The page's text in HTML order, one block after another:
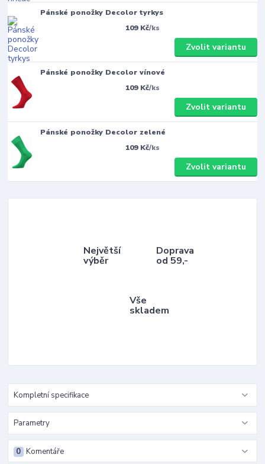
Pánské ponožky Decolor tyrkys
109 Kč/ks
Zvolit variantu
Pánské ponožky Decolor vínové
109 Kč/ks
Zvolit variantu
Pánské ponožky Decolor zelené
109 Kč/ks
Zvolit variantu
Největší
výběr
Doprava
od 59,-
Vše
skladem
Kompletní specifikace
Parametry
Komentáře
0